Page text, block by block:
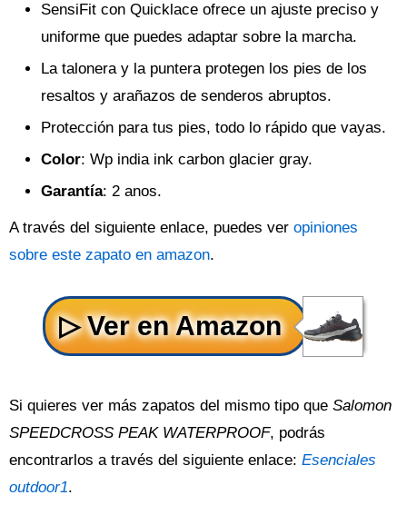
SensiFit con Quicklace ofrece un ajuste preciso y
uniforme que puedes adaptar sobre la marcha.
La talonera y la puntera protegen los pies de los
resaltos y arañazos de senderos abruptos.
Protección para tus pies, todo lo rápido que vayas.
Color: Wp india ink carbon glacier gray.
Garantía: 2 anos.
A través del siguiente enlace, puedes ver opiniones
sobre este zapato en amazon.
Si quieres ver más zapatos del mismo tipo que Salomon
SPEEDCROSS PEAK WATERPROOF, podrás
encontrarlos a través del siguiente enlace: Esenciales
outdoor1.